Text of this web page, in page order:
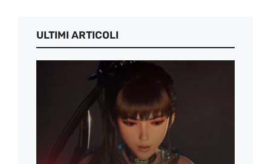
ULTIMI ARTICOLI